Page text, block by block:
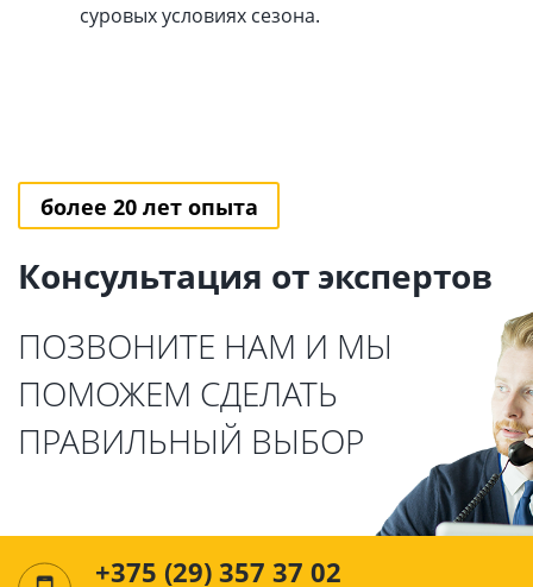
суровых условиях сезона.
более 20 лет опыта
Консультация от экспертов
ПОЗВОНИТЕ НАМ И МЫ
ПОМОЖЕМ СДЕЛАТЬ
ПРАВИЛЬНЫЙ ВЫБОР
+375 (29) 357 37 02